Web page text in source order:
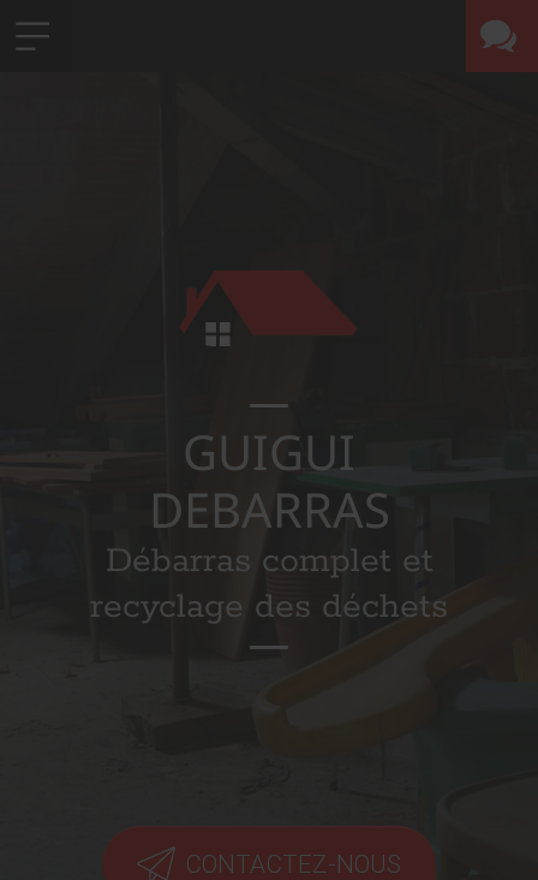
GUIGUI
DEBARRAS
Débarras complet et
recyclage des déchets
CONTACTEZ-NOUS